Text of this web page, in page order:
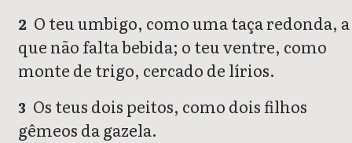
2 O teu umbigo, como uma taça redonda, a
que não falta bebida; o teu ventre, como
monte de trigo, cercado de lírios.
3 Os teus dois peitos, como dois filhos
gêmeos da gazela.